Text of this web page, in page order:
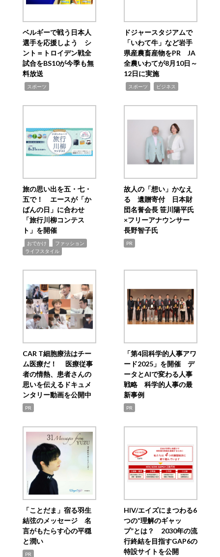
ベルギーで戦う日本人
選手を応援しよう シ
ント＝トロイデン戦全
試合をBS10が今季も無
料放送
スポーツ
ドジャースタジアムで
「いわて牛」など岩手
県産農畜産物をPR JA
全農いわてが8月10日～
12日に実施
スポーツ ビジネス
旅の思い出を五・七・
五で！ エースが「か
ばんの日」に合わせ
「旅行川柳コンテス
ト」を開催
おでかけ ファッション
ライフスタイル
故人の「想い」かなえ
る 遺贈寄付 日本財
団名誉会長 笹川陽平氏
×フリーアナウンサー
長野智子氏
PR
CAR T細胞療法はチー
ム医療だ！ 医療従事
者の情熱、患者さんの
思いを伝えるドキュメ
ンタリー動画を公開中
PR
「第4回科学的人事アワ
ード2025」を開催 デ
ータとAIで変わる人事
戦略 科学的人事の最
新事例
PR
「ことだま」宿る羽生
結弦のメッセージ 名
言がもたらす心の平穏
と潤い
PR
HIV/エイズにまつわる6
つの“理解のギャッ
プ”とは？ 2030年の流
行終結を目指すGAP6の
特設サイトを公開